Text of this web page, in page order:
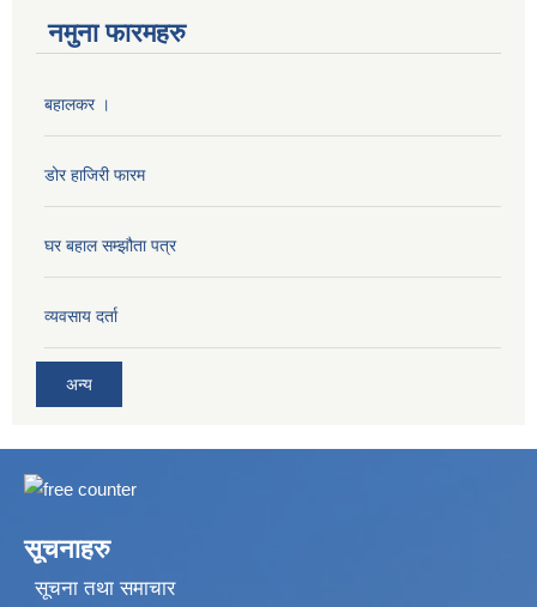
नमुना फारमहरु
बहालकर ।
डोर हाजिरी फारम
घर बहाल सम्झौता पत्र
व्यवसाय दर्ता
अन्य
सूचनाहरु
सूचना तथा समाचार